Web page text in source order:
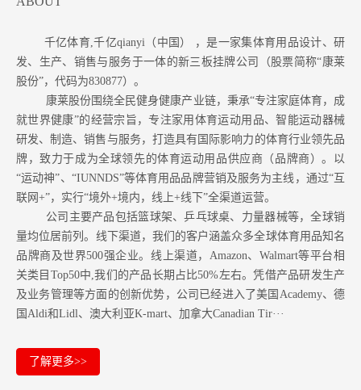
千亿体育,千亿qianyi（中国） ，是一家集体育用品设计、研
发、生产、销售与服务于一体的新三板挂牌公司（股票简称“康莱
股份”，代码为830877）。
康莱股份围绕全民健身健康产业链，秉承“专注家庭体育，成
就世界健康”的经营宗旨，专注家用体育运动用品、智能运动器械
研发、制造、销售与服务，打造具有国际影响力的体育行业领先品
牌，致力于成为全球领先的体育运动用品供应商（品牌商）。以
“运动神”、“IUNNDS”等体育用品品牌营销及服务为主线，通过“互
联网+”，实行“境外+境内，线上+线下”全渠道运营。
公司主要产品包括篮球架、乒乓球桌、力量器械等，全球销
量均位居前列。 线下渠道，我们的客户涵盖众多全球体育用品知名
品牌商及世界500强企业。 线上渠道，Amazon、Walmart等平台相
关类目Top50中,我们的产品长期占比50%左右。凭借产品研发生产
及业务管理等方面的创新优势，公司已经进入了美国Academy、德
国Aldi和Lidl、澳大利亚K-mart、加拿大Canadian Tir···
了解更多>>